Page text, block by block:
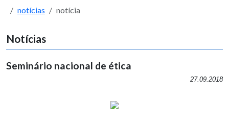
notícias notícia
Notícias
Seminário nacional de ética
27.09.2018